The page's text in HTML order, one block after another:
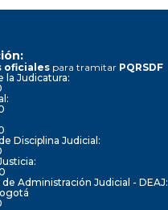
oficiales para tramitar PQRSDF
la Judicatura:
Disciplina Judicial:
Administración Judicial - DEAJ: